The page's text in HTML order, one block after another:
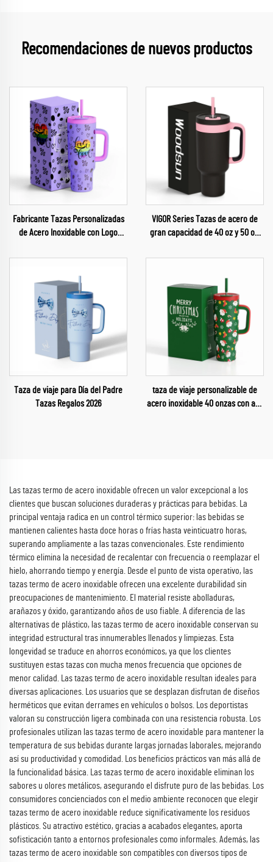
Recomendaciones de nuevos productos
Fabricante Tazas Personalizadas
de Acero Inoxidable con Logo
Desfile del Orgullo LGBT
VIGOR Series Tazas de acero de
gran capacidad de 40 oz y 50 oz,
2024
Taza de viaje para Día del Padre
Tazas Regalos 2026
taza de viaje personalizable de
acero inoxidable 40 onzas con asa
Las tazas termo de acero inoxidable ofrecen un valor excepcional a los
clientes que buscan soluciones duraderas y prácticas para bebidas. La
principal ventaja radica en un control térmico superior: las bebidas se
mantienen calientes hasta doce horas o frías hasta veinticuatro horas,
superando ampliamente a las tazas convencionales. Este rendimiento
térmico elimina la necesidad de recalentar con frecuencia o reemplazar el
hielo, ahorrando tiempo y energía. Desde el punto de vista operativo, las
tazas termo de acero inoxidable ofrecen una excelente durabilidad sin
preocupaciones de mantenimiento. El material resiste abolladuras,
arañazos y óxido, garantizando años de uso fiable. A diferencia de las
alternativas de plástico, las tazas termo de acero inoxidable conservan su
integridad estructural tras innumerables llenados y limpiezas. Esta
longevidad se traduce en ahorros económicos, ya que los clientes
sustituyen estas tazas con mucha menos frecuencia que opciones de
menor calidad. Las tazas termo de acero inoxidable resultan ideales para
diversas aplicaciones. Los usuarios que se desplazan disfrutan de diseños
herméticos que evitan derrames en vehículos o bolsos. Los deportistas
valoran su construcción ligera combinada con una resistencia robusta. Los
profesionales utilizan las tazas termo de acero inoxidable para mantener la
temperatura de sus bebidas durante largas jornadas laborales, mejorando
así su productividad y comodidad. Los beneficios prácticos van más allá de
la funcionalidad básica. Las tazas termo de acero inoxidable eliminan los
sabores u olores metálicos, asegurando el disfrute puro de las bebidas. Los
consumidores concienciados con el medio ambiente reconocen que elegir
tazas termo de acero inoxidable reduce significativamente los residuos
plásticos. Su atractivo estético, gracias a acabados elegantes, aporta
sofisticación tanto a entornos profesionales como informales. Además, las
tazas termo de acero inoxidable son compatibles con diversos tipos de